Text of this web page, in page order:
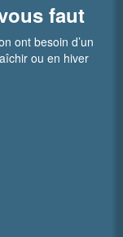
faut
ont besoin d’un
ou en hiver